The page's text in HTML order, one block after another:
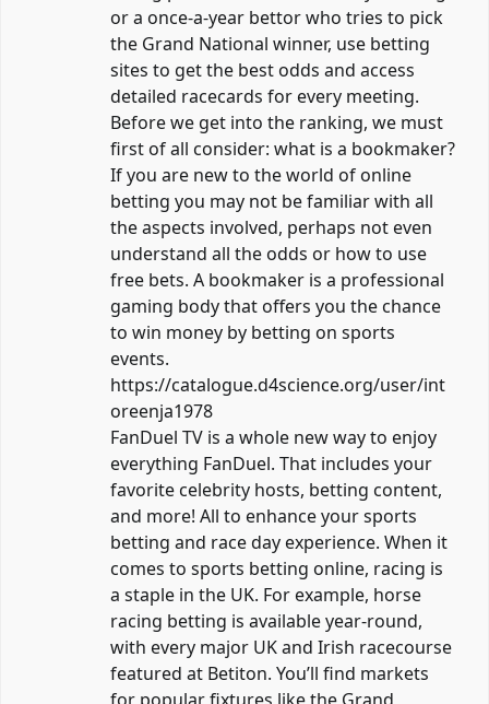
or a once-a-year bettor who tries to pick
the Grand National winner, use betting
sites to get the best odds and access
detailed racecards for every meeting.
Before we get into the ranking, we must
first of all consider: what is a bookmaker?
If you are new to the world of online
betting you may not be familiar with all
the aspects involved, perhaps not even
understand all the odds or how to use
free bets. A bookmaker is a professional
gaming body that offers you the chance
to win money by betting on sports
events.
https://catalogue.d4science.org/user/int
oreenja1978
FanDuel TV is a whole new way to enjoy
everything FanDuel. That includes your
favorite celebrity hosts, betting content,
and more! All to enhance your sports
betting and race day experience. When it
comes to sports betting online, racing is
a staple in the UK. For example, horse
racing betting is available year-round,
with every major UK and Irish racecourse
featured at Betiton. You’ll find markets